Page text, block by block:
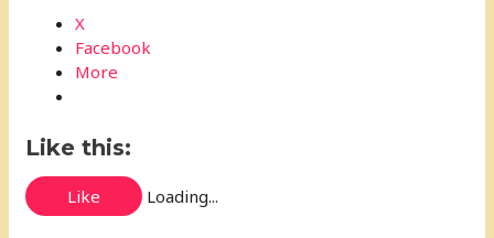
X
Facebook
More
Like this:
Like Loading...